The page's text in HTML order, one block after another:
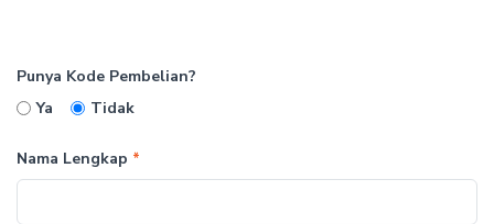
Punya Kode Pembelian?
Ya
Tidak
Nama Lengkap *